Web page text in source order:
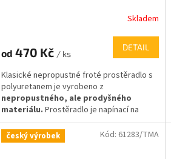
Skladem
od 470 Kč / ks
DETAIL
Klasické nepropustné froté prostěradlo s
polyuretanem je vyrobeno z
nepropustného, ale prodyšného
materiálu. Prostěradlo je napínací na
matraci. vhodné na matrace do 18cm
český výrobek Kód: 61283/TMA